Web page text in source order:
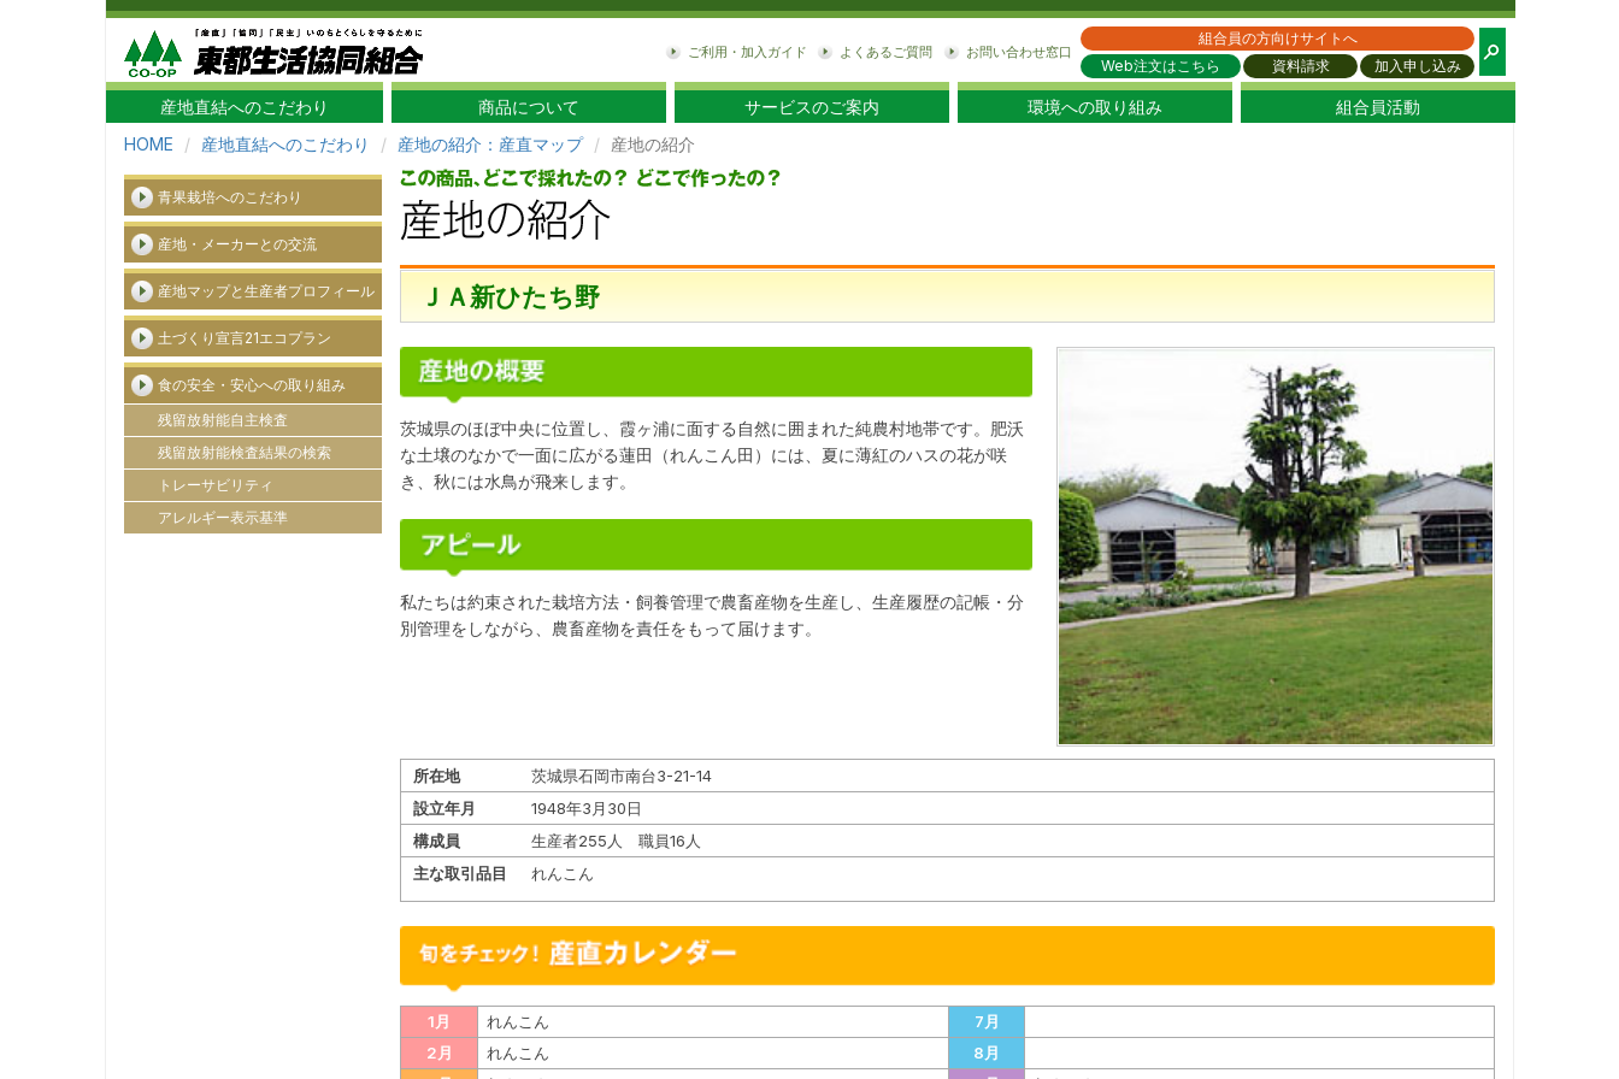
東都生協
ご利用・加入ガイド よくあるご質問 お問い合わせ窓口
組合員の方向けサイトへ
Web注文はこちら
資料請求 加入申し込み
産地直結へのこだわり 商品について サービスのご案内 環境への取り組み 組合員活動
HOME 産地直結へのこだわり 産地の紹介：産直マップ 産地の紹介
青果栽培へのこだわり
産地・メーカーとの交流
産地マップと生産者プロフィール
土づくり宣言21エコプラン
食の安全・安心への取り組み
残留放射能自主検査
残留放射能検査結果の検索
トレーサビリティ
アレルギー表示基準
ＪＡ新ひたち野
茨城県のほぼ中央に位置し、霞ヶ浦に面する自然に囲まれた純農村地帯です。肥沃
な土壌のなかで一面に広がる蓮田（れんこん田）には、夏に薄紅のハスの花が咲
き、秋には水鳥が飛来します。
私たちは約束された栽培方法・飼養管理で農畜産物を生産し、生産履歴の記帳・分
別管理をしながら、農畜産物を責任をもって届けます。
所在地
茨城県石岡市南台3-21-14
設立年月
1948年3月30日
構成員
生産者255人 職員16人
主な取引品目
れんこん
1月 れんこん
7月
2月
れんこん
8月